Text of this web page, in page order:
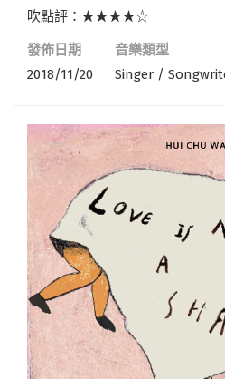
吹點評：★★★★☆
發佈日期
2018/11/20
音樂類型
Singer /